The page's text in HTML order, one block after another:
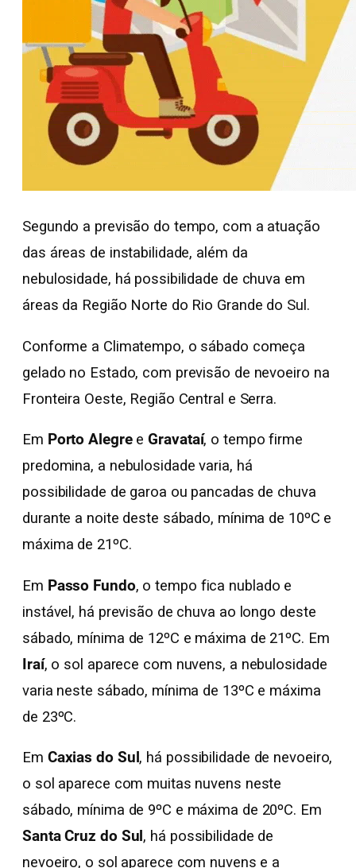
Segundo a previsão do tempo, com a atuação
das áreas de instabilidade, além da
nebulosidade, há possibilidade de chuva em
áreas da Região Norte do Rio Grande do Sul.
Conforme a Climatempo, o sábado começa
gelado no Estado, com previsão de nevoeiro na
Fronteira Oeste, Região Central e Serra.
Em Porto AlegreeGravataí, o tempo firme
predomina, a nebulosidade varia, há
possibilidade de garoa ou pancadas de chuva
durante a noite deste sábado, mínima de 10ºC e
máxima de 21ºC.
Em Passo Fundo, o tempo fica nublado e
instável, há previsão de chuva ao longo deste
sábado, mínima de 12ºC e máxima de 21ºC. Em
Iraí, o sol aparece com nuvens, a nebulosidade
varia neste sábado, mínima de 13ºC e máxima
de 23ºC.
Em Caxias do Sul , há possibilidade de nevoeiro,
o sol aparece com muitas nuvens neste
sábado, mínima de 9ºC e máxima de 20ºC. Em
Santa Cruz do Sul , há possibilidade de
nevoeiro, o sol aparece com nuvens e a